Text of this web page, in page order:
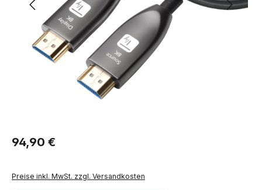
Regulärer Preis:
94,90 €
Preise inkl. MwSt. zzgl. Versandkosten